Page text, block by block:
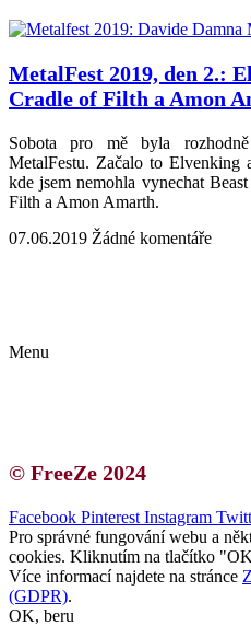
MetalFest 2019, den 2.:
Cradle of Filth a Amon
Sobota pro mě byla
MetalFestu. Začalo to Elvenking
kde jsem nemohla vynechat
Filth a Amon Amarth.
07.06.2019 Žádné komentáře
Menu
© FreeZe 2024
Facebook Pinterest Instagram
Pro správné fungování webu a
cookies. Kliknutím na tlačítko
Více informací najdete na stránce
(GDPR).
OK, beru